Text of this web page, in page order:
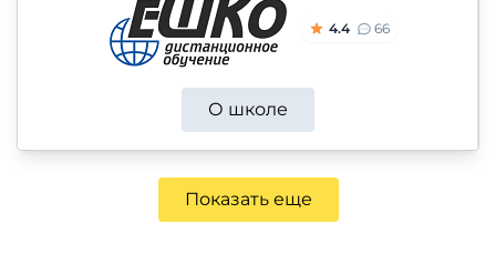
4.4 66
О школе
Показать еще